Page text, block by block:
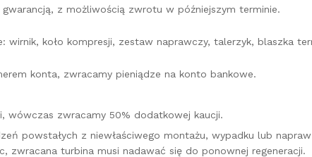
gwarancją, z możliwością zwrotu w późniejszym terminie.
koło kompresji, zestaw naprawczy, talerzyk, blaszka
konta, zwracamy pieniądze na konto bankowe.
wówczas zwracamy 50% dodatkowej kaucji.
powstałych z niewłaściwego montażu, wypadku lub
turbina musi nadawać się do ponownej regeneracji.